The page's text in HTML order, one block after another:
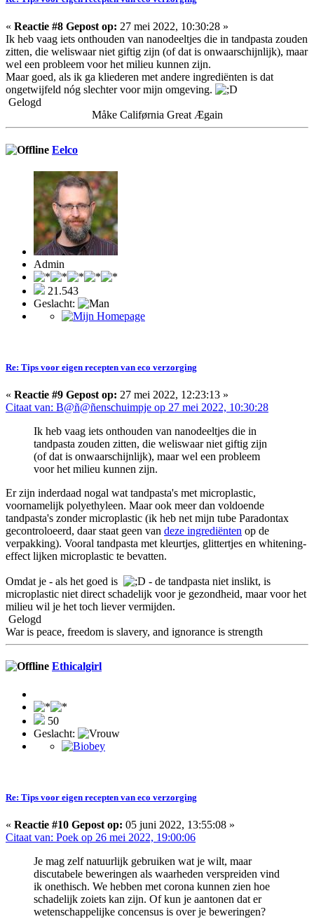
« Reactie #8 Gepost op: 27 mei 2022, 10:30:28 »
Ik heb vaag iets onthouden van nanodeeltjes die in tandpasta zouden
zitten, die weliswaar niet giftig zijn (of dat is onwaarschijnlijk), maar
wel een probleem voor het milieu kunnen zijn.
Maar goed, als ik ga kliederen met andere ingrediënten is dat
ongetwijfeld nóg slechter voor mijn omgeving.
Gelogd
Måke Califørnia Great Ægain
Eelco
Admin
21.543
Geslacht:
Re: Tips voor eigen recepten van eco verzorging
« Reactie #9 Gepost op: 27 mei 2022, 12:23:13 »
Citaat van: B@ñ@ñenschuimpje op 27 mei 2022, 10:30:28
Ik heb vaag iets onthouden van nanodeeltjes die in
tandpasta zouden zitten, die weliswaar niet giftig zijn
(of dat is onwaarschijnlijk), maar wel een probleem
voor het milieu kunnen zijn.
Er zijn inderdaad nogal wat tandpasta's met microplastic,
voornamelijk polyethyleen. Maar ook meer dan voldoende
tandpasta's zonder microplastic (ik heb net mijn tube Paradontax
gecontroloeerd, daar staat geen van deze ingrediënten op de
verpakking). Vooral tandpasta met kleurtjes, glittertjes en whitening-
effect lijken microplastic te bevatten.
Omdat je - als het goed is
- de tandpasta niet inslikt, is
microplastic niet direct schadelijk voor je gezondheid, maar voor het
milieu wil je het toch liever vermijden.
Gelogd
War is peace, freedom is slavery, and ignorance is strength
Ethicalgirl
50
Geslacht:
Re: Tips voor eigen recepten van eco verzorging
« Reactie #10 Gepost op: 05 juni 2022, 13:55:08 »
Citaat van: Poek op 26 mei 2022, 19:00:06
Je mag zelf natuurlijk gebruiken wat je wilt, maar
discutabele beweringen als waarheden verspreiden vind
ik onethisch. We hebben met corona kunnen zien hoe
schadelijk zoiets kan zijn. Of kun je aantonen dat er
wetenschappelijke concensus is over je beweringen?